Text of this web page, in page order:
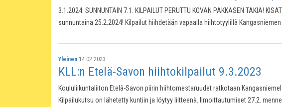
3.1.2024: SUNNUNTAIN 7.1. KILPAILUT PERUTTU KOVAN PAKKASEN TAKIA!
sunnuntaina 25.2.2024! Kilpailut hiihdetään vapaalla hiihtotyylillä
Yleinen 14.02.2023
KLL:n Etelä-Savon hiihtokilpailut 9.3.2023
Koululiikuntaliiton Etelä-Savon piirin hiihtomestaruudet ratkotaan
Kilpailukutsu on lähetetty kuntiin ja löytyy liitteenä. Ilmoittautumiset 27.2.